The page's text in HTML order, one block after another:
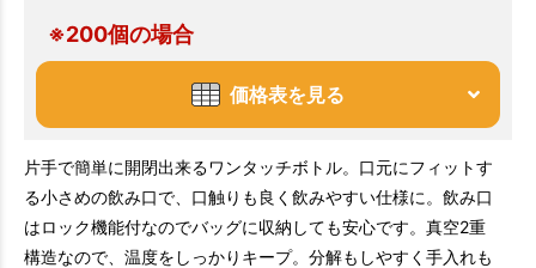
※200個の場合
価格表を見る
片手で簡単に開閉出来るワンタッチボトル。口元にフィットす
る小さめの飲み口で、口触りも良く飲みやすい仕様に。飲み口
はロック機能付なのでバッグに収納しても安心です。真空2重
構造なので、温度をしっかりキープ。分解もしやすく手入れも